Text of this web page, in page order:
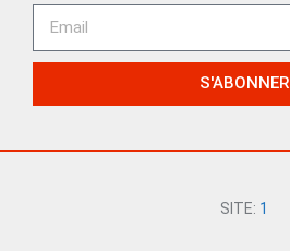
S'ABONNER
SITE: 1